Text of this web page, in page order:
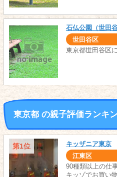
石仏公園（世田谷
世田谷区
東京都世田谷区
東京都 の親子評価ランキ
第1位 キッザニア東京
江東区
90種類以上の仕
キッゾでお買い物